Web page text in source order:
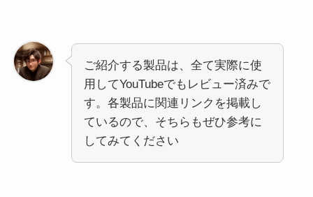
ご紹介する製品は、全て実際に使
用してYouTubeでもレビュー済みで
す。各製品に関連リンクを掲載し
ているので、そちらもぜひ参考に
してみてください